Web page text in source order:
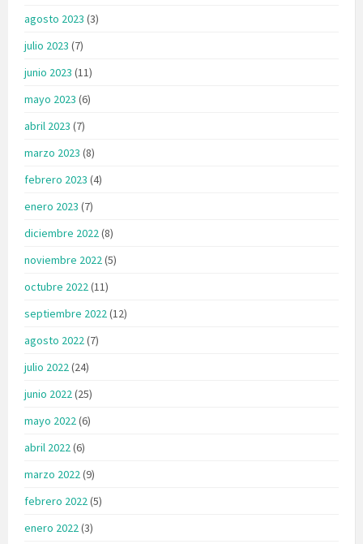
agosto 2023 (3)
julio 2023 (7)
junio 2023 (11)
mayo 2023 (6)
abril 2023 (7)
marzo 2023 (8)
febrero 2023 (4)
enero 2023 (7)
diciembre 2022(8)
noviembre 2022(5)
octubre 2022(11)
septiembre 2022(12)
agosto 2022(7)
julio 2022(24)
junio 2022(25)
mayo 2022(6)
abril 2022(6)
marzo 2022(9)
febrero 2022(5)
enero 2022(3)